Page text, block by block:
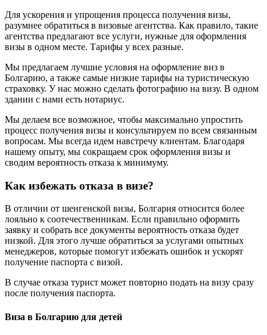
Для ускорения и упрощения процесса получения визы,
разумнее обратиться в визовые агентства. Как правило, такие
агентства предлагают все услуги, нужные для оформления
визы в одном месте. Тарифы у всех разные.
Мы предлагаем лучшие условия на оформление виз в
Болгарию, а также самые низкие тарифы на туристическую
страховку. У нас можно сделать фотографию на визу. В одном
здании с нами есть нотариус.
Мы делаем все возможное, чтобы максимально упростить
процесс получения визы и консультируем по всем связанным
вопросам. Мы всегда идем навстречу клиентам. Благодаря
нашему опыту, мы сокращаем срок оформления визы и
сводим вероятность отказа к минимуму.
Как избежать отказа в визе?
В отличии от шенгенской визы, Болгария относится более
лояльно к соотечественникам. Если правильно оформить
заявку и собрать все документы вероятность отказа будет
низкой. Для этого лучше обратиться за услугами опытных
менеджеров, которые помогут избежать ошибок и ускорят
получение паспорта с визой.
В случае отказа турист может повторно подать на визу сразу
после получения паспорта.
Виза в Болгарию для детей